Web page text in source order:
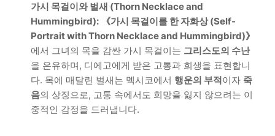
가시 목걸이와 벌새 (Thorn Necklace and
Hummingbird):
《가시 목걸이를 한 자화상 (Self-
Portrait with Thorn Necklace and Hummingbird)》
에서 그녀의 목을 감싼 가시 목걸이는 그리스도의 수난
을 은유하며, 디에고에게 받은 고통과 희생을 표현합니
다. 목에 매달린 벌새는 멕시코에서 행운의 부적이자 죽
음의 상징으로, 고통 속에서도 희망을 잃지 않으려는 이
중적인 감정을 드러냅니다.